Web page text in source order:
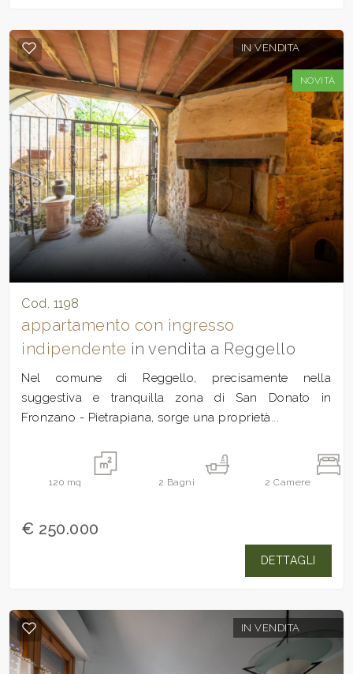
IN VENDITA
NOVITÀ
Cod. 1198
appartamento con ingresso
indipendente in vendita a Reggello
Nel comune di Reggello, precisamente nella
suggestiva e tranquilla zona di San Donato in
Fronzano - Pietrapiana, sorge una proprietà...
120 mq 2 Bagni 2 Camere
€ 250.000
DETTAGLI
IN VENDITA